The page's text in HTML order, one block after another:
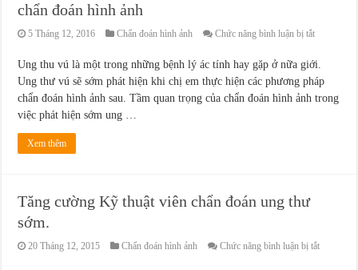
chẩn đoán hình ảnh
5 Tháng 12, 2016 Chẩn đoán hình ảnh Chức năng bình luận bị tắtở
hiện
ung
thư
vú
Ung thu vú là một trong những bệnh lý ác tính hay gặp ở nữa giới.
Ung thư vú sẽ sớm phát hiện khi chị em thực hiện các phương pháp
chẩn đoán hình ảnh sau. Tầm quan trọng của chẩn đoán hình ảnh trong
việc phát hiện sớm ung …
Xem thêm
Tăng cường Kỹ thuật viên chẩn đoán ung thư
sớm.
20 Tháng 12, 2015 Chẩn đoán hình ảnh Chức năng bình luận bị tắtở